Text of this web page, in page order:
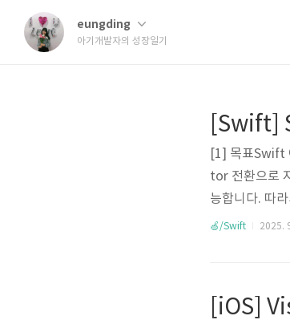
eungding
아기개발자의 성장일기
[1] 목표Swift
tor 전환으로
능합니다. 따
은 swift 5 에
🍏/Swift 2025.
[iOS]